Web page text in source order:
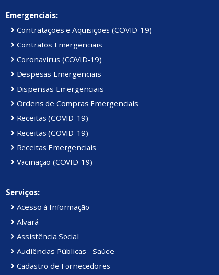
Emergenciais:
Contratações e Aquisições (COVID-19)
Contratos Emergenciais
Coronavírus (COVID-19)
Despesas Emergenciais
Dispensas Emergenciais
Ordens de Compras Emergenciais
Receitas (COVID-19)
Receitas (COVID-19)
Receitas Emergenciais
Vacinação (COVID-19)
Serviços:
Acesso à Informação
Alvará
Assistência Social
Audiências Públicas - Saúde
Cadastro de Fornecedores